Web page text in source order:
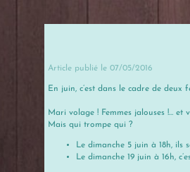
Article publié le 07/05/2016
En juin, c’est dans le cadre de
Mari volage ! Femmes jalouses !… et
Mais qui trompe qui ?
Le dimanche 5 juin à 18h, ils
Le dimanche 19 juin à 16h,